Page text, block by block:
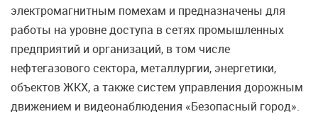
электромагнитным помехам и предназначены для
работы на уровне доступа в сетях промышленных
предприятий и организаций, в том числе
нефтегазового сектора, металлургии, энергетики,
объектов ЖКХ, а также систем управления дорожным
движением и видеонаблюдения «Безопасный город».